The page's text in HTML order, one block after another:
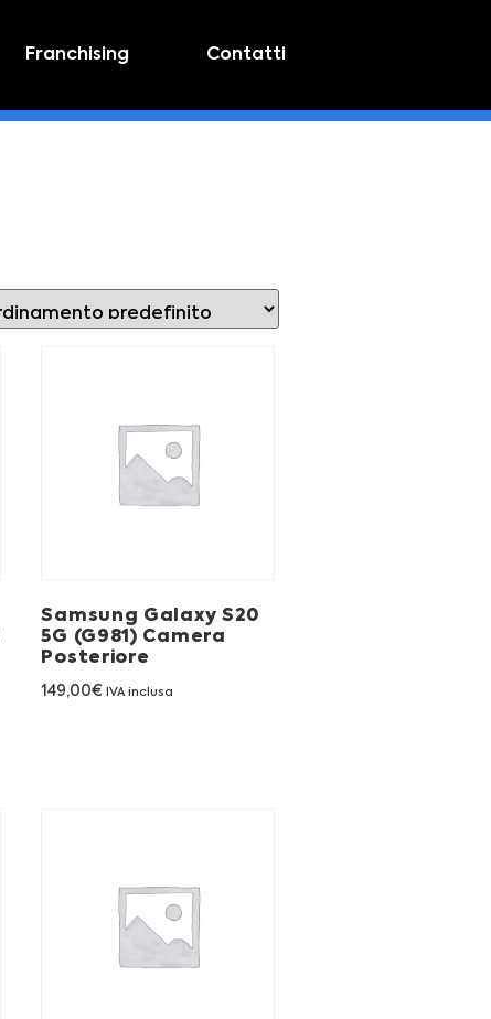
Franchising Contatti
Samsung Galaxy S20
5G (G981) Camera
Posteriore
149,00€ IVA inclusa